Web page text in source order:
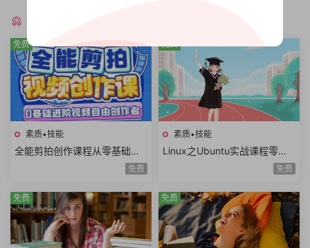
猜你喜欢
素质•技能
全能剪拍创作课程从零基础到
进阶视频拍摄视频剪辑视频自
免费
免费
素质•技能
Linux之Ubuntu实战课程零基
础玩转嵌入式Linux工程师开发
免费
免费
免费 免费